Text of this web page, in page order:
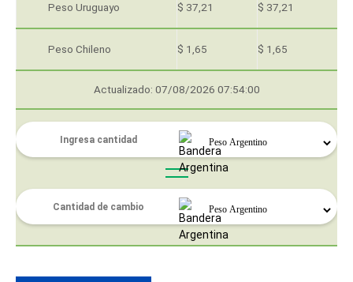
Peso Uruguayo $ 37,21 $ 37,21
Peso Chileno $ 1,65 $ 1,65
Actualizado: 07/08/2026 07:54:00